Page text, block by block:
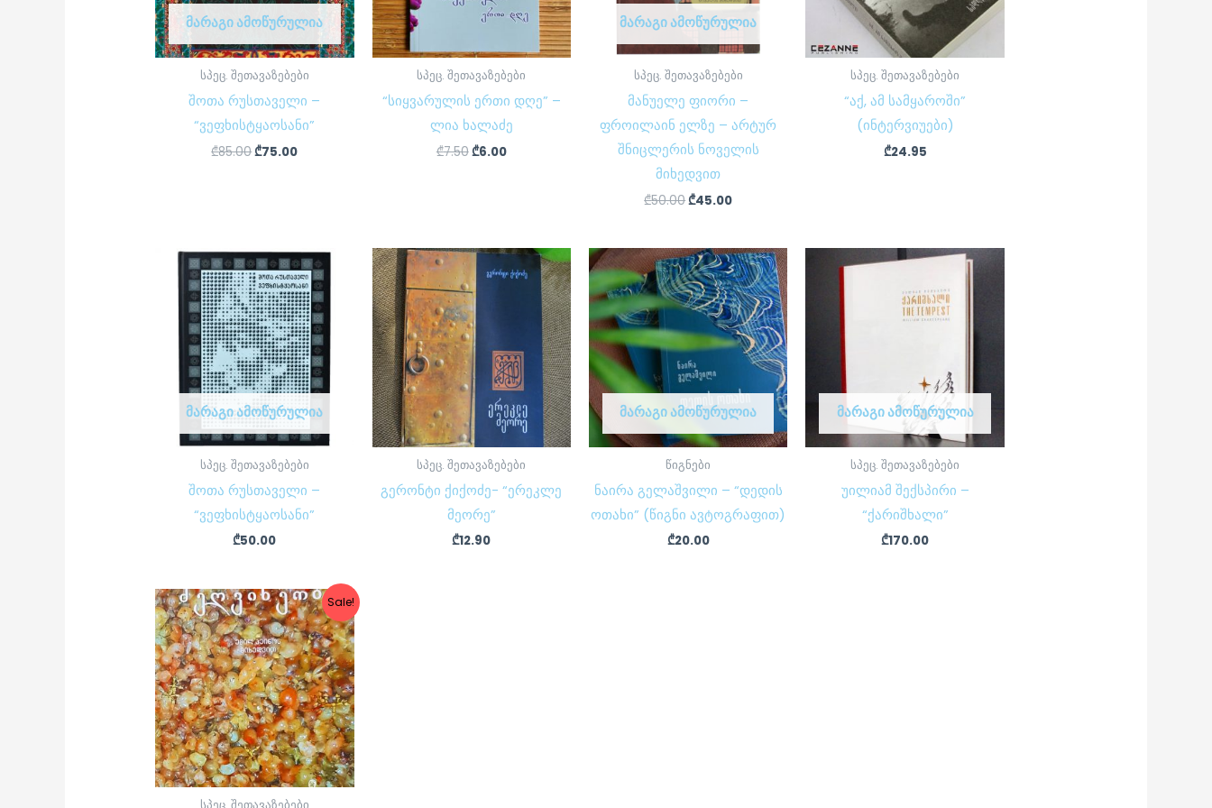
ᲛᲐᲠᲐᲒᲘ ᲐᲛᲝᲬᲣᲠᲣᲚᲘᲐ
სპეც. შეთავაზებები
შოთა რუსთაველი –
“ვეფხისტყაოსანი”
₾85.00₾75.00
სპეც. შეთავაზებები
“სიყვარულის ერთი დღე” –
ლია ხალაძე
₾7.50₾6.00
ᲛᲐᲠᲐᲒᲘ ᲐᲛᲝᲬᲣᲠᲣᲚᲘᲐ
სპეც. შეთავაზებები
მანუელე ფიორი –
ფროილაინ ელზე – არტურ
შნიცლერის ნოველის
მიხედვით
₾50.00₾45.00
სპეც. შეთავაზებები
“აქ, ამ სამყაროში”
(ინტერვიუები)
₾24.95
ᲛᲐᲠᲐᲒᲘ ᲐᲛᲝᲬᲣᲠᲣᲚᲘᲐ
სპეც. შეთავაზებები
შოთა რუსთაველი –
“ვეფხისტყაოსანი”
₾50.00
სპეც. შეთავაზებები
გერონტი ქიქოძე- “ერეკლე
მეორე”
₾12.90
ᲛᲐᲠᲐᲒᲘ ᲐᲛᲝᲬᲣᲠᲣᲚᲘᲐ
წიგნები
ნაირა გელაშვილი – “დედის
ოთახი” (წიგნი ავტოგრაფით)
₾20.00
ᲛᲐᲠᲐᲒᲘ ᲐᲛᲝᲬᲣᲠᲣᲚᲘᲐ
სპეც. შეთავაზებები
უილიამ შექსპირი –
“ქარიშხალი”
₾170.00
Sale!
Original
price
was:
₾45.00.
Current
price
is:
₾39.00.